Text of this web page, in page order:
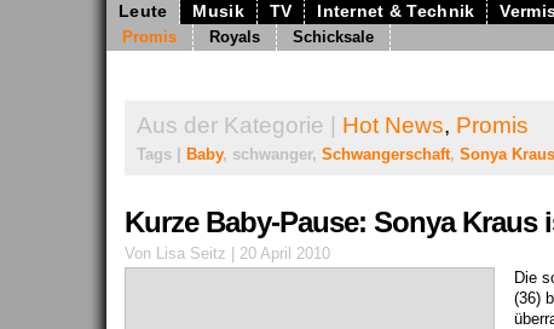
Leute Musik TV Internet & Technik
Promis Royals Schicksale
Aus der Kategorie | Hot News, Promis
Tags | Baby, schwanger, Schwangerschaft, Sonya Kraus
Kurze Baby-Pause: Sonya Kraus
Von Lisa Seitz | 20 April 2010
Die
(36)